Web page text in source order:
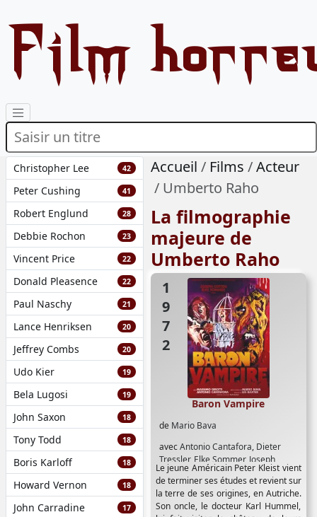
Film
Christopher Lee 42
Peter Cushing 41
Robert Englund 28
Debbie Rochon 23
Vincent Price 22
Donald Pleasence 22
Paul Naschy 21
Lance Henriksen 20
Jeffrey Combs 20
Udo Kier 19
Bela Lugosi 19
John Saxon 18
Tony Todd 18
Boris Karloff 18
Howard Vernon 18
John Carradine 17
Accueil Films
Acteur
Umberto Raho
La filmographie
majeure de
Umberto Raho
1972
de Mario Bava
avecAntonio Cantafora, Dieter
Tressler, Elke Sommer, Joseph
Cotten, Luciano Pigozzi,Massimo
Girotti,Rada Rassimov ,Umberto
Raho
Baron Vampire
Le jeune Américain Peter Kleist vient
de terminer ses études et revient sur
la terre de ses origines, en Autriche.
Son oncle, le docteur Karl Hummel,